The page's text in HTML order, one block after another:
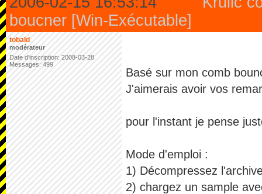
boucner [Win-Exécutable]
tobald
modérateur
Date d'inscription: 2008-03-28
Messages: 499
Basé sur mon comb
J'aimerais avoir vos
pour l'instant je pense
Mode d'emploi :
1) Décompressez
2) chargez un sample